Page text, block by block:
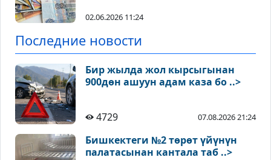
02.06.2026 11:24
Последние новости
Бир жылда жол кырсыгынан
900дөн ашуун адам каза бо ..>
4729 07.08.2026 21:24
Бишкектеги №2 төрөт үйүнүн
палатасынан кантала таб ..>